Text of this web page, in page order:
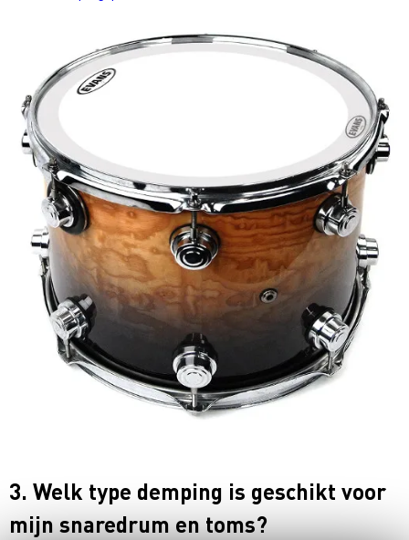
3. Welk type demping is geschikt voor
mijn snaredrum en toms?